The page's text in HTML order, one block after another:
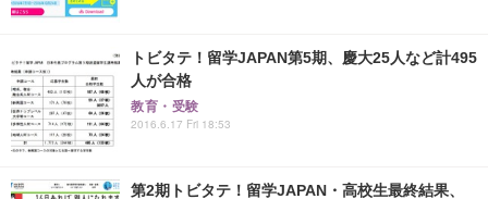
トビタテ！留学JAPAN第5期、慶大25人など計495
人が合格
教育・受験
2016.6.17 Fri 18:53
第2期トビタテ！留学JAPAN・高校生最終結果、